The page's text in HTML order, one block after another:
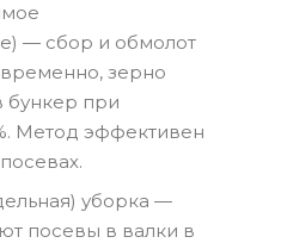
— сбор и обмолот
зерно
бункер при
Метод эффективен
уборка —
посевы в валки в